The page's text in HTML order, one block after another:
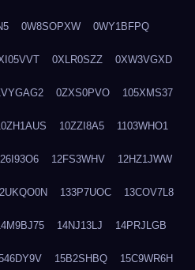
0W8SOPXW 0WY1BFPQ
0XLR0SZZ 0XW3VGXD
0ZXS0PVO 105XMS37
10ZZI8A5 1103WHO1
12FS3WHV 12HZ1JWW
133P7UOC 13COV7L8
14NJ13LJ 14PRJLGB
15B2SHBQ 15C9WR6H